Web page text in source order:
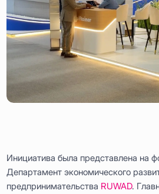
Инициатива была представлена на
Департамент экономического
предпринимательства RUWAD.